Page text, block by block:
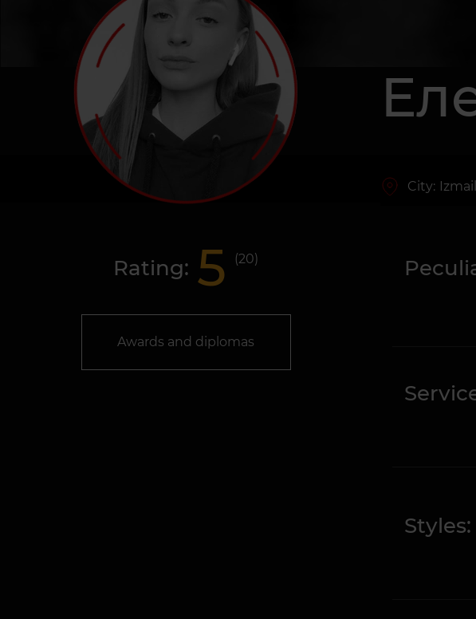
City: Izmail
Rating: 5 (20)
Awards and diplomas
Styles: